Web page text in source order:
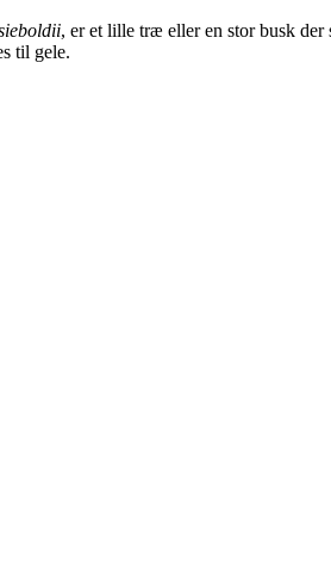
, er et lille træ eller en stor busk der
til gele.